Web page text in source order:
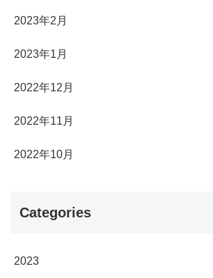
2023年2月
2023年1月
2022年12月
2022年11月
2022年10月
Categories
2023